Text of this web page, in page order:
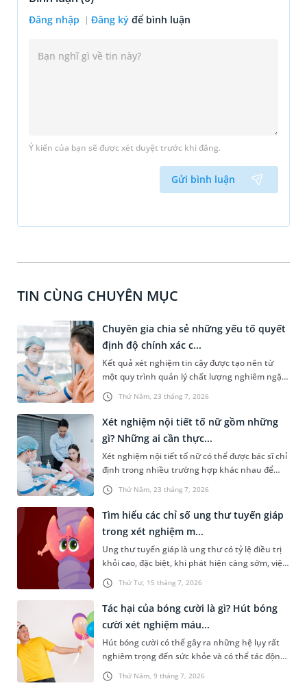
Đăng nhập Đăng ký để bình luận
Ý kiến của bạn sẽ được xét duyệt trước khi đăng.
Gửi bình luận
TIN CÙNG CHUYÊN MỤC
Thứ Năm, 23 tháng 7, 2026
Chuyên gia chia sẻ những yếu tố quyết
định độ chính xác c...
Kết quả xét nghiệm tin cậy được tạo nên từ
một quy trình quản lý chất lượng nghiêm ngặt,
xuyên suốt từ trước, trong và sau xét nghiệm.
Theo PGS.TS Nguyễn Thái Sơn - Giám đốc Hệ
thống Xét nghiệm MEDLATEC, chỉ khi mỗi công
đoạn đều được thực hiện đúng quy trình và
kiểm soát chặt chẽ, kết quả xét nghiệm mới
thực sự có giá trị trong phát hiện bệnh, hỗ trợ
chẩn đoán và theo dõi hiệu quả điều trị.
Thứ Năm, 23 tháng 7, 2026
Xét nghiệm nội tiết tố nữ gồm những
gì? Những ai cần thực...
Xét nghiệm nội tiết tố nữ có thể được bác sĩ chỉ
định trong nhiều trường hợp khác nhau để
đánh giá về tình trạng sức khỏe của chị em, đặc
biệt là sức khỏe sinh sản. Vậy loại xét nghiệm
này bao gồm những gì? Những ai cần xét
Thứ Tư, 15 tháng 7, 2026
Tìm hiểu các chỉ số ung thư tuyến giáp
trong xét nghiệm m...
Ung thư tuyến giáp là ung thư có tỷ lệ điều trị
khỏi cao, đặc biệt, khi phát hiện càng sớm, việc
chữa trị sẽ càng hiệu quả. Do đó, việc tầm soát
định kỳ hoặc ngay khi có biểu hiện bất thường
là rất cần thiết. Vậy những chỉ số ung thư
tuyến giáp trong xét nghiệm máu nào cần được
quan tâm và người bệnh cần lưu ý điều gì?
Thứ Năm, 9 tháng 7, 2026
Tác hại của bóng cười là gì? Hút bóng
cười xét nghiệm máu...
Hút bóng cười có thể gây ra những hệ lụy rất
nghiêm trọng đến sức khỏe và có thể tác động
tiêu cực đến đời sống xã hội. Trong đó, một vấn
đề được nhiều người quan tâm là “hút bóng